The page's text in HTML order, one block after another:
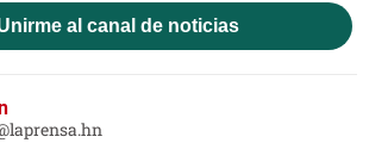
al canal de noticias